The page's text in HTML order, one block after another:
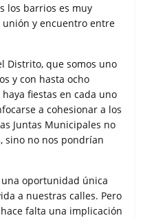
los barrios es muy
y encuentro entre
Distrito, que somos uno
y con hasta ocho
fiestas en cada uno
a cohesionar a los
Juntas Municipales no
sino no nos pondrían
oportunidad única
a nuestras calles. Pero
falta una implicación